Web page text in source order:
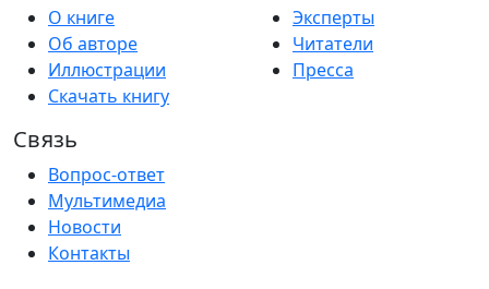
О книге
Об авторе
Иллюстрации
Скачать книгу
Эксперты
Читатели
Пресса
Связь
Вопрос-ответ
Мультимедиа
Новости
Контакты